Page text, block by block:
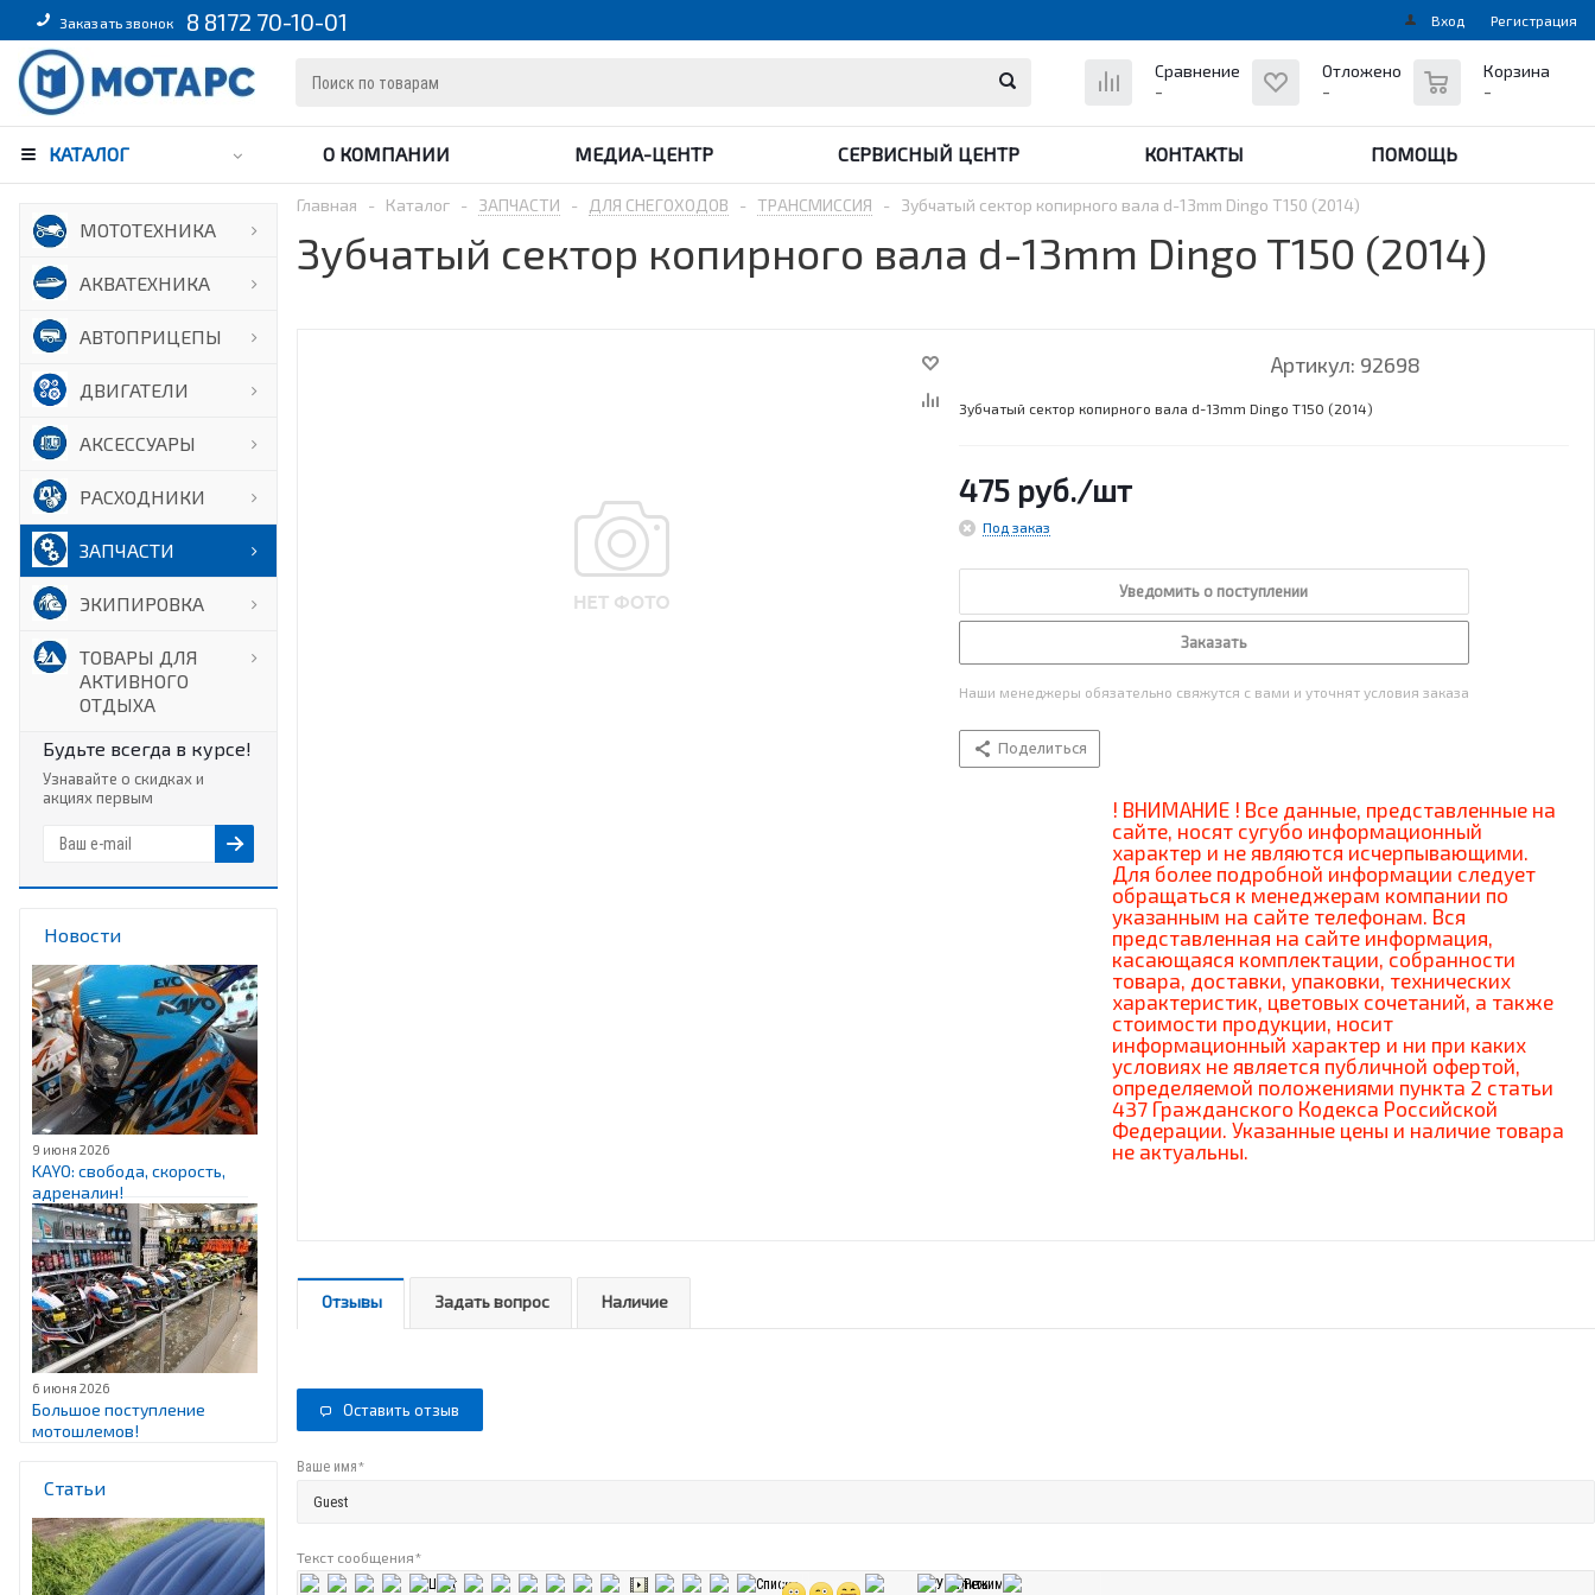
Заказать звонок 8 8172 70-10-01 Вход Регистрация
Сравнение
-
Отложено
-
Корзина
-
КАТАЛОГ О КОМПАНИИ МЕДИА-ЦЕНТР СЕРВИСНЫЙ ЦЕНТР КОНТАКТЫ ПОМОЩЬ
МОТОТЕХНИКА
АКВАТЕХНИКА
АВТОПРИЦЕПЫ
ДВИГАТЕЛИ
АКСЕССУАРЫ
РАСХОДНИКИ
ЗАПЧАСТИ
ЭКИПИРОВКА
ТОВАРЫ ДЛЯ
АКТИВНОГО
ОТДЫХА
Будьте всегда в курсе!
Узнавайте о скидках и
акциях первым
Новости
9 июня 2026
KAYO: свобода, скорость,
адреналин!
6 июня 2026
Большое поступление
мотошлемов!
Статьи
Главная - Каталог - ЗАПЧАСТИ - ДЛЯ СНЕГОХОДОВ - ТРАНСМИССИЯ - Зубчатый сектор копирного вала d-13mm Dingo T150 (2014)
Зубчатый сектор копирного вала d-13mm Dingo T150 (2014)
Артикул: 92698
Зубчатый сектор копирного вала d-13mm Dingo T150 (2014)
475 руб./шт
Под заказ
Уведомить о поступлении
Заказать
Наши менеджеры обязательно свяжутся с вами и уточнят условия заказа
Поделиться
! ВНИМАНИЕ ! Все данные, представленные на
сайте, носят сугубо информационный
характер и не являются исчерпывающими.
Для более подробной информации следует
обращаться к менеджерам компании по
указанным на сайте телефонам. Вся
представленная на сайте информация,
касающаяся комплектации, собранности
товара, доставки, упаковки, технических
характеристик, цветовых сочетаний, а также
стоимости продукции, носит
информационный характер и ни при каких
условиях не является публичной офертой,
определяемой положениями пункта 2 статьи
437 Гражданского Кодекса Российской
Федерации. Указанные цены и наличие товара
не актуальны.
Отзывы Задать вопрос Наличие
Оставить отзыв
Ваше имя*
Текст сообщения*